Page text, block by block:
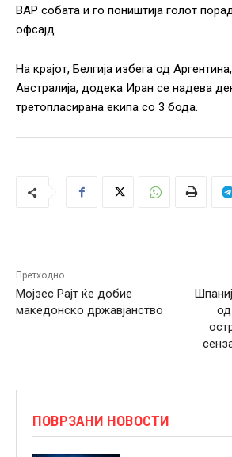
ВАР собата и го поништија голот
офсајд.
На крајот, Белгија избега од
Австралија, додека Иран се надева
третопласирана екипа со 3 бода.
Претходно
Мојзес Рајт ќе добие
македонско државјанство
од
ПОВРЗАНИ НОВОСТИ